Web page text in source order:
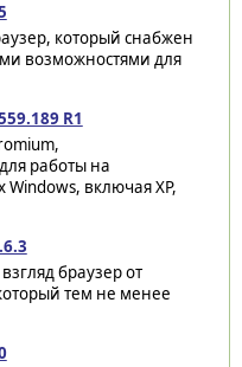
который снабжен
возможностями для
R1
работы на
Windows, включая XP,
браузер от
тем не менее